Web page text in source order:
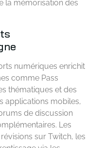
la mémorisation des
numériques enrichit
comme Pass
thématiques et des
applications mobiles,
de discussion
Les
sur Twitch, les